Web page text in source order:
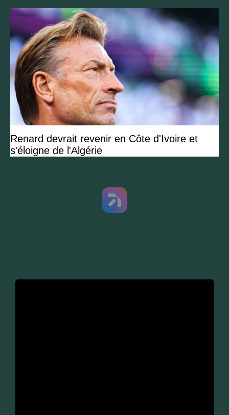
Renard devrait revenir en Côte d'Ivoire et
s'éloigne de l'Algérie